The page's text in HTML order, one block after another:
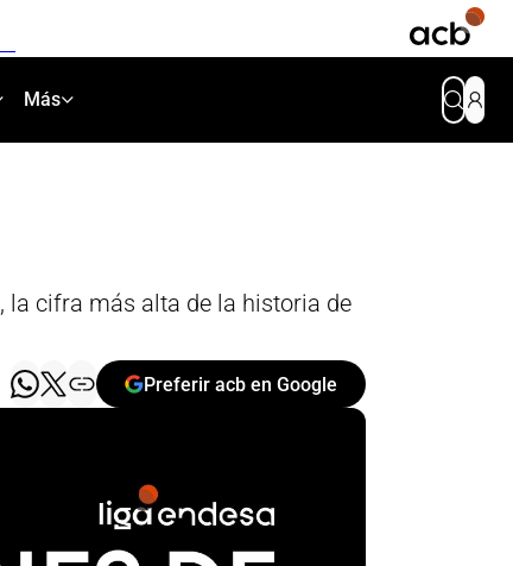
Más
la cifra más alta de la historia de
Preferir acb en Google